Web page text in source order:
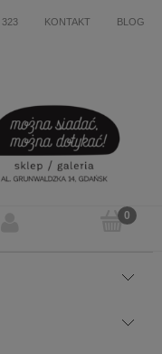
323 KONTAKT BLOG